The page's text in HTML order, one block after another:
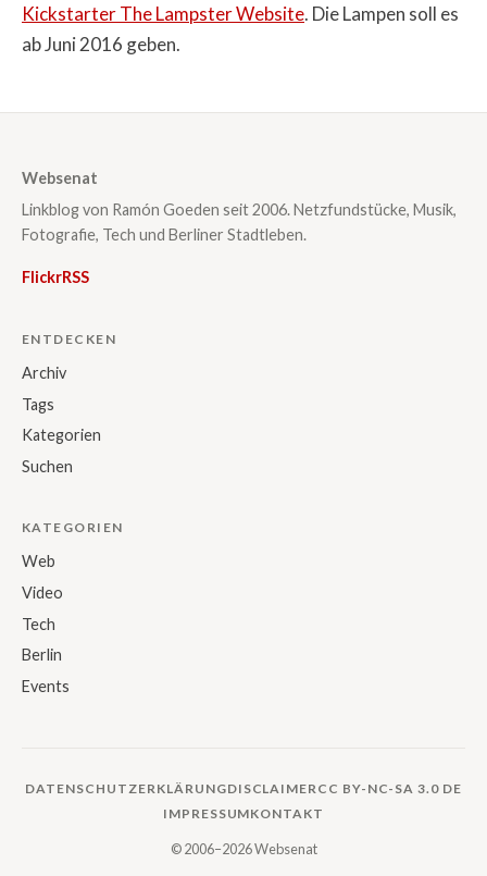
Kickstarter The Lampster Website. Die Lampen soll es
ab Juni 2016 geben.
Websenat
Linkblog von Ramón Goeden seit 2006. Netzfundstücke, Musik,
Fotografie, Tech und Berliner Stadtleben.
FlickrRSS
ENTDECKEN
Archiv
Tags
Kategorien
Suchen
KATEGORIEN
Web
Video
Tech
Berlin
Events
DATENSCHUTZERKLÄRUNGDISCLAIMERCC BY-NC-SA 3.0 DE
IMPRESSUMKONTAKT
© 2006–2026 Websenat